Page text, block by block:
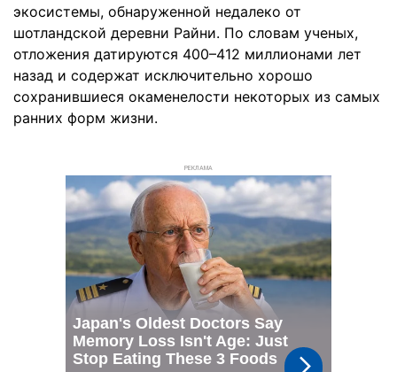
экосистемы, обнаруженной недалеко от
шотландской деревни Райни. По словам ученых,
отложения датируются 400–412 миллионами лет
назад и содержат исключительно хорошо
сохранившиеся окаменелости некоторых из самых
ранних форм жизни.
РЕКЛАМА